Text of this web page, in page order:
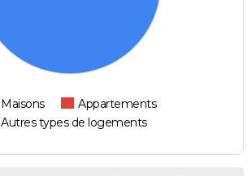
Maisons
Appartements
Autres types de logements